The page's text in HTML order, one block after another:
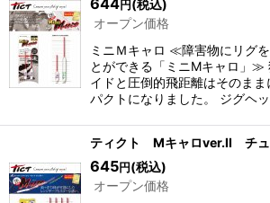
並び順:
絞り込む
円(税込)
オープン価格
ミニＭキャロ ≪障害物にリグ
とができる「ミニMキャロ」≫
イドと圧倒的飛距離はそのま
パクトになりました。 ジグヘ
ティクト Mキャロver.II チュ
645円(税込)
オープン価格